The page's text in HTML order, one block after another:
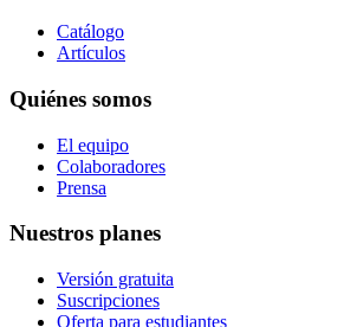
Catálogo
Artículos
Quiénes somos
El equipo
Colaboradores
Prensa
Nuestros planes
Versión gratuita
Suscripciones
Oferta para estudiantes